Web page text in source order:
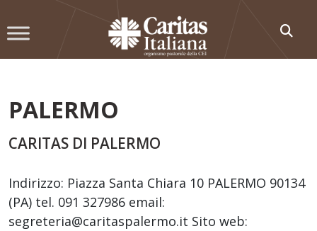
to
PALERMO
CARITAS DI PALERMO
Indirizzo: Piazza Santa Chiara 10 PALERMO 90134
(PA) tel. 091 327986 email:
segreteria@caritaspalermo.it Sito web: